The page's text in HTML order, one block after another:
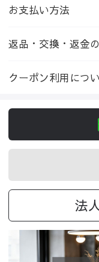
お支払い方法
返品・交換・返金
クーポン利用につ
法